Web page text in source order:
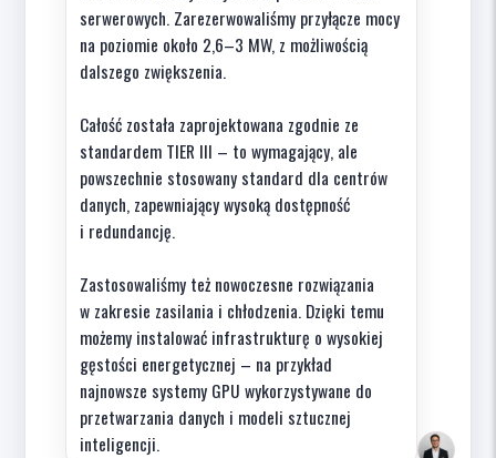
serwerowych. Zarezerwowaliśmy przyłącze mocy
na poziomie około 2,6–3 MW, z możliwością
dalszego zwiększenia.
Całość została zaprojektowana zgodnie ze
standardem TIER III – to wymagający, ale
powszechnie stosowany standard dla centrów
danych, zapewniający wysoką dostępność
i redundancję.
Zastosowaliśmy też nowoczesne rozwiązania
w zakresie zasilania i chłodzenia. Dzięki temu
możemy instalować infrastrukturę o wysokiej
gęstości energetycznej – na przykład
najnowsze systemy GPU wykorzystywane do
przetwarzania danych i modeli sztucznej
inteligencji.